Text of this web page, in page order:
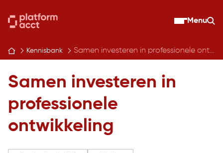
content
Menu
Kennisbank Samen investeren in professionele ontwikkeling
Samen investeren in
professionele
ontwikkeling